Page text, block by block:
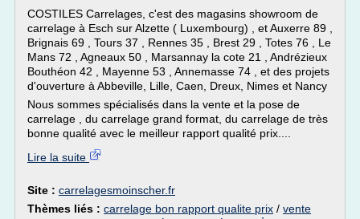
COSTILES Carrelages, c'est des magasins showroom de
carrelage à Esch sur Alzette ( Luxembourg) , et Auxerre 89 ,
Brignais 69 , Tours 37 , Rennes 35 , Brest 29 , Totes 76 , Le
Mans 72 , Agneaux 50 , Marsannay la cote 21 , Andrézieux
Bouthéon 42 , Mayenne 53 , Annemasse 74 , et des projets
d'ouverture à Abbeville, Lille, Caen, Dreux, Nimes et Nancy
Nous sommes spécialisés dans la vente et la pose de
carrelage , du carrelage grand format, du carrelage de très
bonne qualité avec le meilleur rapport qualité prix....
Lire la suite
Site : carrelagesmoinscher.fr
Thèmes liés : carrelage bon rapport qualite prix / vente